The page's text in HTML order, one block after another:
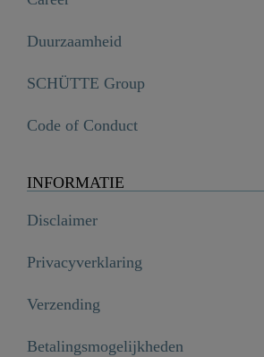
Duurzaamheid
SCHÜTTE Group
Code of Conduct
INFORMATIE
Disclaimer
Privacyverklaring
Verzending
Betalingsmogelijkheden